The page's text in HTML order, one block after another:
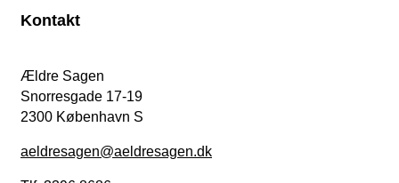
Kontakt
Ældre Sagen
Snorresgade 17-19
2300 København S
aeldresagen@aeldresagen.dk